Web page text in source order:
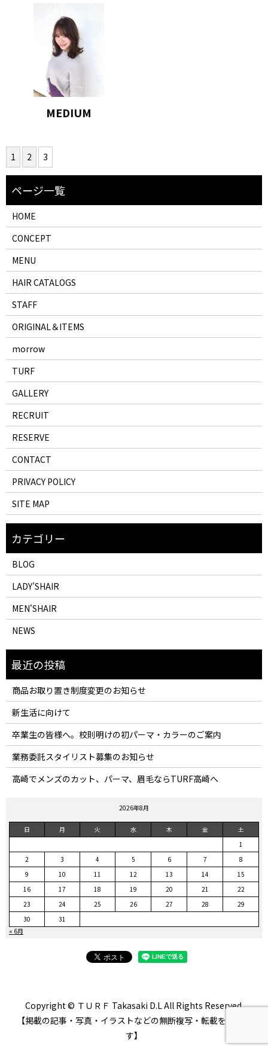
MEDIUM
1 2 3
HOME
CONCEPT
MENU
HAIR CATALOGS
STAFF
ORIGINAL＆ITEMS
morrow
TURF
GALLERY
RECRUIT
RESERVE
CONTACT
PRIVACY POLICY
SITE MAP
BLOG
LADY’SHAIR
MEN'SHAIR
NEWS
商品お取り置き制度変更のお知らせ
新生活に向けて
卒業生の皆様へ。校則明けの初パーマ・カラーのご案内
業務委託スタイリスト募集のお知らせ
高崎でメンズのカット、パーマ、眉毛ならTURF高崎へ
2026年8月
日 月 火 水 木 金
土
1
2
3 4 5 6 7
8
9
10 11 12 13 14
15
16
17 18 19 20 21
22
23
24 25 26 27 28
29
30
31
« 6月
Copyright © ＴＵＲＦ Takasaki D.L All Rights Reserved.
【掲載の記事・写真・イラストなどの無断複写・転載を禁じま
す】